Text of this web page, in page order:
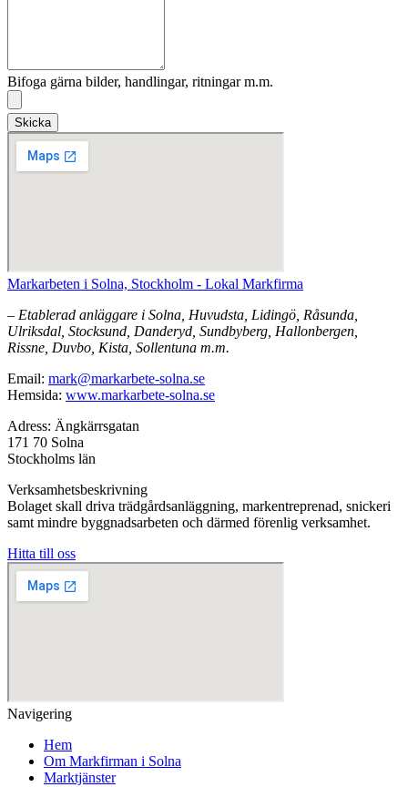
Bifoga gärna bilder, handlingar, ritningar m.m.
Skicka
Markarbeten i Solna, Stockholm - Lokal Markfirma
– Etablerad anläggare i Solna, Huvudsta, Lidingö, Råsunda,
Ulriksdal, Stocksund, Danderyd, Sundbyberg, Hallonbergen,
Rissne, Duvbo, Kista, Sollentuna m.m.
Email: mark@markarbete-solna.se
Hemsida: www.markarbete-solna.se
Adress: Ängkärrsgatan
171 70 Solna
Stockholms län
Verksamhetsbeskrivning
Bolaget skall driva trädgårdsanläggning, markentreprenad, snickeri
samt mindre byggnadsarbeten och därmed förenlig verksamhet.
Hitta till oss
Navigering
Hem
Om Markfirman i Solna
Marktjänster